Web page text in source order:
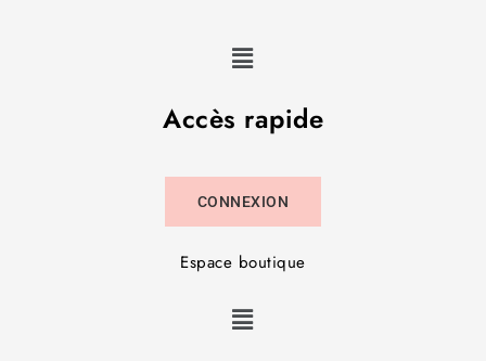
Accès rapide
CONNEXION
Espace boutique